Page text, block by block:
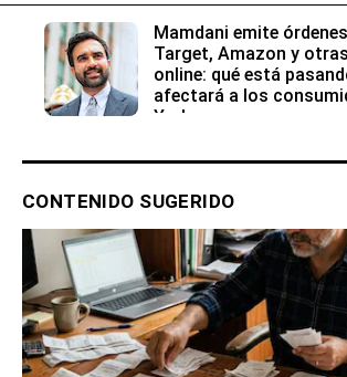
Mamdani emite
Target, Amazon y
online: qué está
afectará a los
York
CONTENIDO SUGERIDO